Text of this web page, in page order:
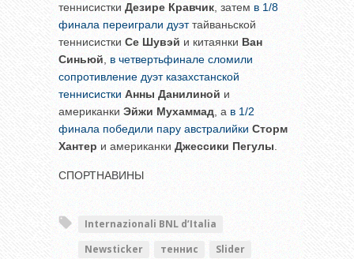
теннисистки Дезире Кравчик , затем в 1/8
финала переиграли дуэттайваньской
теннисистки Се Шувэй и китаянки Ван
Синьюй
в четвертьфинале сломили
сопротивление дуэт казахстанской
теннисистки Анны Данилиной и
американки Эйжи Мухаммад , а в 1/2
финала победили пару австралийки Сторм
Хантер и американки Джессики Пегулы
СПОРТНАВИНЫ
Internazionali BNL d’Italia
Newsticker
теннис
Slider